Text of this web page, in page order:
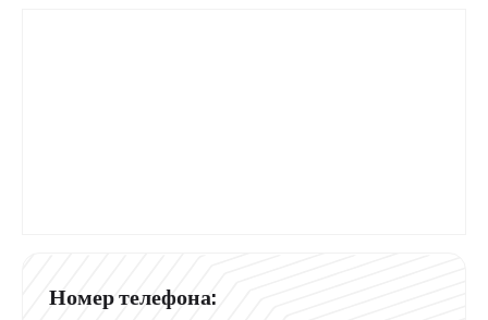
Номер телефона: